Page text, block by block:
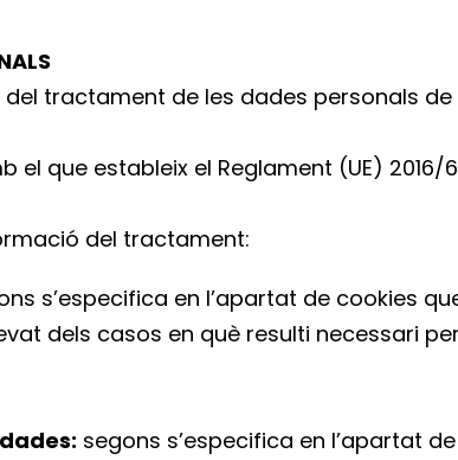
del tractament de les dades personals
que estableix el Reglament (UE) 2016/
del tractament:
s’especifica en l’apartat de cookies
dels casos en què resulti necessari
segons s’especifica en l’apartat